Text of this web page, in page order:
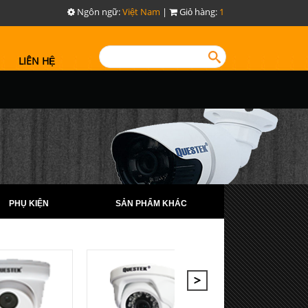
Ngôn ngữ:Việt Nam | Giỏ hàng: 1
LIÊN HỆ
PHỤ KIỆN SẢN PHẨM KHÁC